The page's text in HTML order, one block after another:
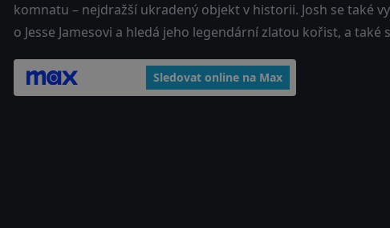
komnatu – nejdražší ukradený objekt v historii. Josh se také
o Jesse Jamesovi a hledá jeho legendární zlatou kořist, a
Sledovat online na Max